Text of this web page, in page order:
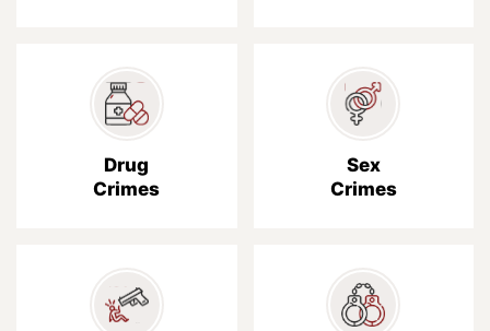
Drug
Crimes
Sex
Crimes